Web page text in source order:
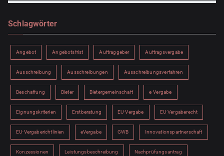
Schlagwörter
Angebot Angebotsfrist Auftraggeber Auftragsvergabe
Ausschreibung Ausschreibungen Ausschreibungsverfahren
Beschaffung Bieter Bietergemeinschaft e-Vergabe
Eignungskriterien Erstberatung EU-Vergabe EU-Vergaberecht
EU-Vergaberichtlinien eVergabe GWB Innovationspartnerschaft
Konzessionen Leistungsbeschreibung Nachprüfungsantrag